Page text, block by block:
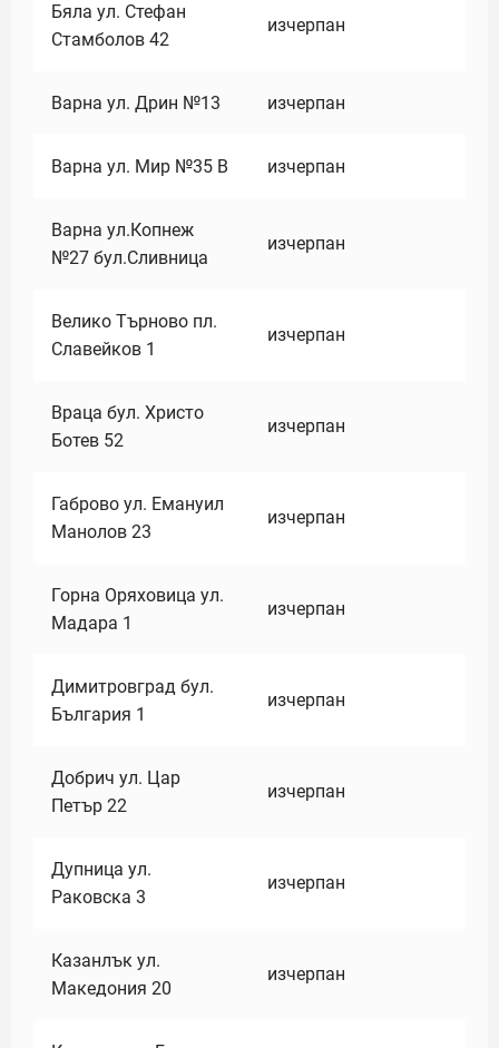
Бяла ул. Стефан
Стамболов 42
изчерпан
Варна ул. Дрин №13 изчерпан
Варна ул. Мир №35 В изчерпан
Варна ул.Копнеж
№27 бул.Сливница
изчерпан
Велико Търново пл.
Славейков 1
изчерпан
Враца бул. Христо
Ботев 52
изчерпан
Габрово ул. Емануил
Манолов 23
изчерпан
Горна Оряховица ул.
Мадара 1
изчерпан
Димитровград бул.
България 1
изчерпан
Добрич ул. Цар
Петър 22
изчерпан
Дупница ул.
Раковска 3
изчерпан
Казанлък ул.
Македония 20
изчерпан